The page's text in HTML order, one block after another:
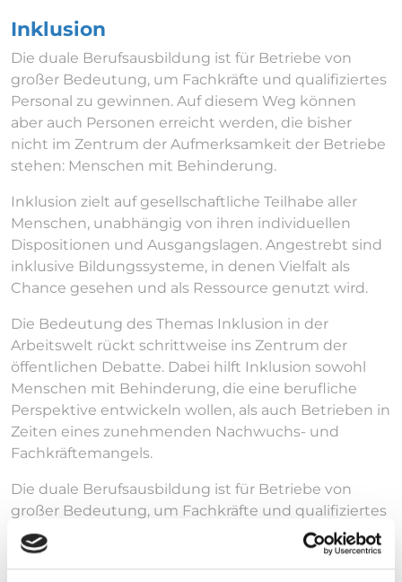
Inklusion
Die duale Berufsausbildung ist für Betriebe von
großer Bedeutung, um Fachkräfte und qualifiziertes
Personal zu gewinnen. Auf diesem Weg können
aber auch Personen erreicht werden, die bisher
nicht im Zentrum der Aufmerksamkeit der Betriebe
stehen: Menschen mit Behinderung.
Inklusion zielt auf gesellschaftliche Teilhabe aller
Menschen, unabhängig von ihren individuellen
Dispositionen und Ausgangslagen. Angestrebt sind
inklusive Bildungssysteme, in denen Vielfalt als
Chance gesehen und als Ressource genutzt wird.
Die Bedeutung des Themas Inklusion in der
Arbeitswelt rückt schrittweise ins Zentrum der
öffentlichen Debatte. Dabei hilft Inklusion sowohl
Menschen mit Behinderung, die eine berufliche
Perspektive entwickeln wollen, als auch Betrieben in
Zeiten eines zunehmenden Nachwuchs- und
Fachkräftemangels.
Die duale Berufsausbildung ist für Betriebe von
großer Bedeutung, um Fachkräfte und qualifiziertes
Personal zu gewinnen. Auf diesem Weg können
aber auch Personen erreicht werden, die bisher